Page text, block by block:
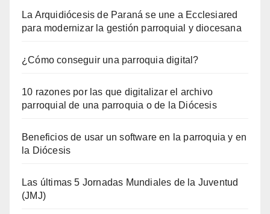
La Arquidiócesis de Paraná se une a Ecclesiared
para modernizar la gestión parroquial y diocesana
¿Cómo conseguir una parroquia digital?
10 razones por las que digitalizar el archivo
parroquial de una parroquia o de la Diócesis
Beneficios de usar un software en la parroquia y en
la Diócesis
Las últimas 5 Jornadas Mundiales de la Juventud
(JMJ)